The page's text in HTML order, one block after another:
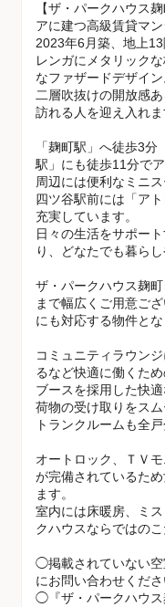
【ザ・パークハウス
アに建つ高級賃貸マン
2023年6月築、地上13
レンガにメタリック
なファザードデザイン
二層吹抜けの開放感
訪れる人を迎え入れま
「麹町駅」へ徒歩3
駅」にも徒歩11分で
周辺には便利なミニ
四ツ谷駅前には「ア
充実しています。
日々の生活をサポー
り、どなたでも暮ら
ザ・パークハウス麹
まで幅広くご用意ご
にも対応する物件とな
コミュニティラウン
るなど快適に働くた
ブースを採用した快
荷物の受け取りをス
トランクルームも全
オートロック、ＴＶ
が完備されているた
ます。
室内には床暖房、ミ
クハウスならではの
◯掲載されていない空
にお問い合わせくださ
◯『ザ・パークハウス